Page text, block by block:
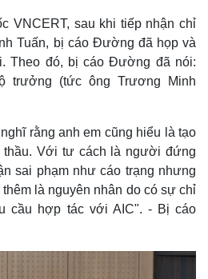
VNCERT, sau khi tiếp nhận chỉ
Tuấn, bị cáo Đường đã họp và
Theo đó, bị cáo Đường đã nói:
trưởng (tức ông Trương Minh
rằng anh em cũng hiểu là tạo
thầu. Với tư cách là người đứng
sai phạm như cáo trạng nhưng
là nguyên nhân do có sự chỉ
cầu hợp tác với AIC". - Bị cáo